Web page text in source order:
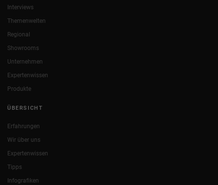
Interviews
Themenwelten
Regional
Showrooms
Unternehmen
Expertenwissen
Produkte
ÜBERSICHT
Erfahrungen
Wir über uns
Expertenwissen
Tipps
Infografiken